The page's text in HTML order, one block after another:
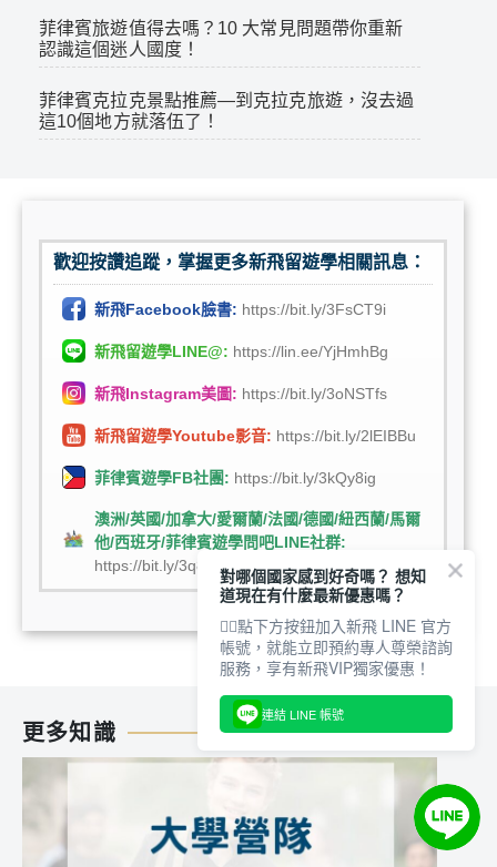
菲律賓旅遊值得去嗎？10 大常見問題帶你重新
認識這個迷人國度！
菲律賓克拉克景點推薦—到克拉克旅遊，沒去過
這10個地方就落伍了！
歡迎按讚追蹤，掌握更多新飛留遊學相關訊息：
新飛Facebook臉書: https://bit.ly/3FsCT9i
新飛留遊學LINE@: https://lin.ee/YjHmhBg
新飛Instagram美圖: https://bit.ly/3oNSTfs
新飛留遊學Youtube影音: https://bit.ly/2lEIBBu
菲律賓遊學FB社團: https://bit.ly/3kQy8ig
澳洲/英國/加拿大/愛爾蘭/法國/德國/紐西蘭/馬爾
他/西班牙/菲律賓遊學問吧LINE社群:
https://bit.ly/3q8ZVQv
更多知識
對哪個國家感到好奇嗎？ 想知
道現在有什麼最新優惠嗎？
👇🏻點下方按鈕加入新飛 LINE 官方
帳號，就能立即預約專人尊榮諮詢
服務，享有新飛VIP獨家優惠！
連結 LINE 帳號